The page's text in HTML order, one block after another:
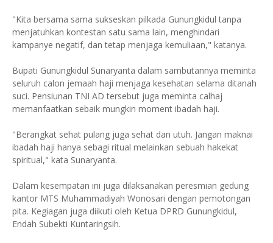
"Kita bersama sama sukseskan pilkada Gunungkidul tanpa
menjatuhkan kontestan satu sama lain, menghindari
kampanye negatif, dan tetap menjaga kemuliaan," katanya.
Bupati Gunungkidul Sunaryanta dalam sambutannya meminta
seluruh calon jemaah haji menjaga kesehatan selama ditanah
suci. Pensiunan TNI AD tersebut juga meminta calhaj
memanfaatkan sebaik mungkin moment ibadah haji.
"Berangkat sehat pulang juga sehat dan utuh. Jangan maknai
ibadah haji hanya sebagi ritual melainkan sebuah hakekat
spiritual," kata Sunaryanta.
Dalam kesempatan ini juga dilaksanakan peresmian gedung
kantor MTS Muhammadiyah Wonosari dengan pemotongan
pita. Kegiagan juga diikuti oleh Ketua DPRD Gunungkidul,
Endah Subekti Kuntaringsih.